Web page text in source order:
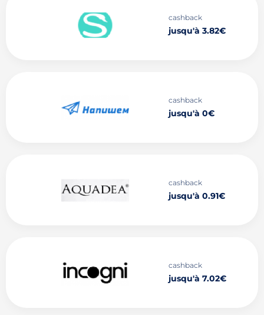
cashback
jusqu'à 3.82€
cashback
jusqu'à 0€
cashback
jusqu'à 0.91€
cashback
jusqu'à 7.02€